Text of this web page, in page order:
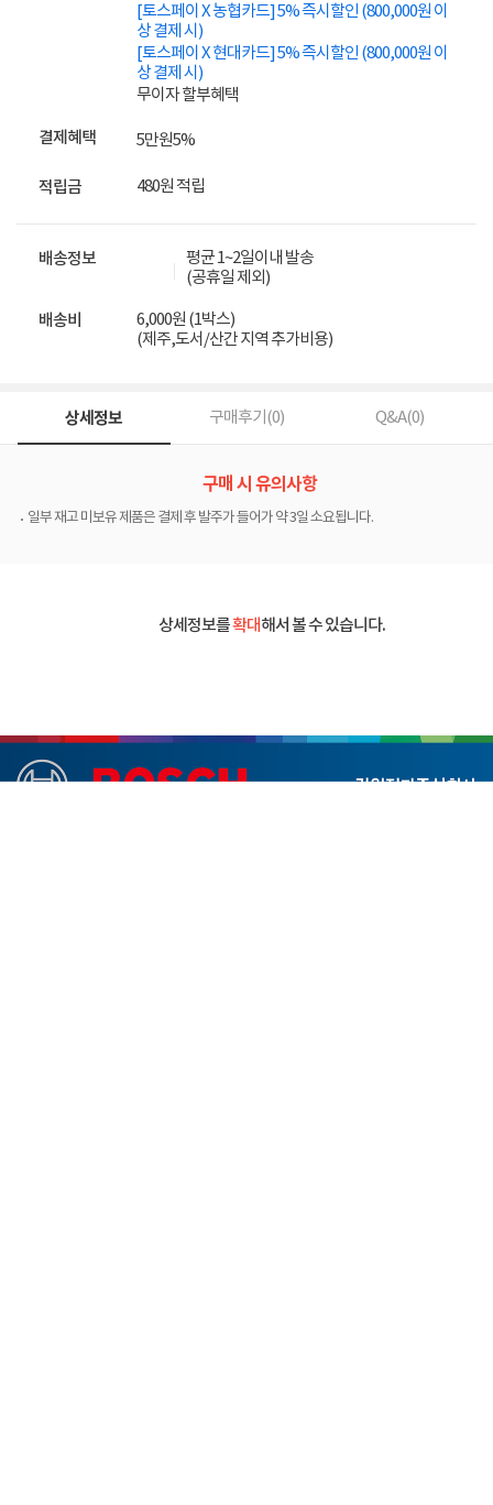
[토스페이 X 농협카드] 5% 즉시할인 (800,000원 이
상 결제 시)
[토스페이 X 현대카드] 5% 즉시할인 (800,000원 이
상 결제 시)
무이자 할부혜택
결제혜택 5만원5%
적립금 480원 적립
배송정보
평균 1~2일이내 발송
(공휴일 제외)
배송비
6,000원 (1박스)
(제주,도서/산간 지역 추가비용)
상세정보 구매후기(0) Q&A(0)
구매 시 유의사항
일부 재고 미보유 제품은 결제 후 발주가 들어가 약 3일 소요됩니다.
상세정보를확대해서 볼 수 있습니다.